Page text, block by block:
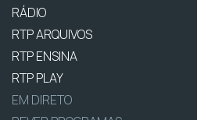
RÁDIO
RTP ARQUIVOS
RTP ENSINA
RTP PLAY
EM DIRETO